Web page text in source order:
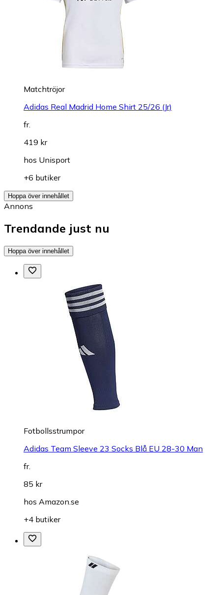
Matchtröjor
Adidas Real Madrid Home Shirt 25/26 (Jr)
fr.
419 kr
hos Unisport
+6 butiker
Hoppa över innehållet
Annons
Trendande just nu
Hoppa över innehållet
Fotbollsstrumpor
Adidas Team Sleeve 23 Socks Blå EU 28-30 Man
fr.
85 kr
hos Amazon.se
+4 butiker